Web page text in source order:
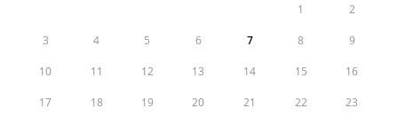
1 2
3 4 5 6 7 8 9
10 11 12 13 14 15 16
17 18 19 20 21 22 23